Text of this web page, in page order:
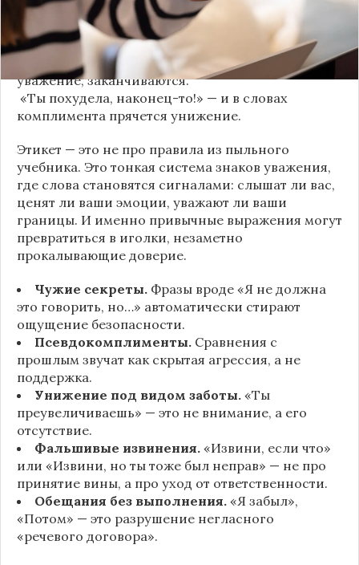
«Да я никому не расскажу, правда». И через пару
дней вашу историю пересказывает другой
человек.
«Хватит ныть» — и разговор, а вместе с ним
уважение, заканчиваются.
«Ты похудела, наконец-то!» — и в словах
комплимента прячется унижение.
Этикет — это не про правила из пыльного
учебника. Это тонкая система знаков уважения,
где слова становятся сигналами: слышат ли вас,
ценят ли ваши эмоции, уважают ли ваши
границы. И именно привычные выражения могут
превратиться в иголки, незаметно
прокалывающие доверие.
Чужие секреты. Фразы вроде «Я не должна
это говорить, но…» автоматически стирают
ощущение безопасности.
Псевдокомплименты. Сравнения с
прошлым звучат как скрытая агрессия, а не
поддержка.
Унижение под видом заботы. «Ты
преувеличиваешь» — это не внимание, а его
отсутствие.
Фальшивые извинения. «Извини, если что»
или «Извини, но ты тоже был неправ» — не про
принятие вины, а про уход от ответственности.
Обещания без выполнения. «Я забыл»,
«Потом» — это разрушение негласного
«речевого договора».